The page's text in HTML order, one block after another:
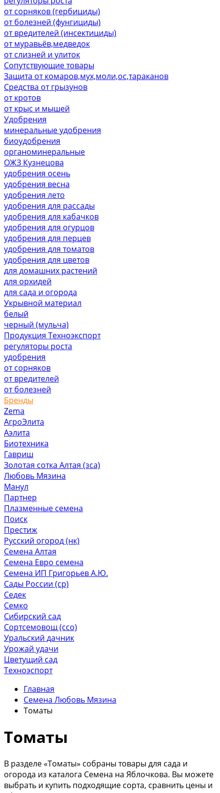
от сорняков (гербициды)
от болезней (фунгициды)
от вредителей (инсектициды)
от муравьёв,медведок
от слизней и улиток
Сопутствующие товары
Защита от комаров,мух,моли,ос,тараканов
Средства от грызунов
от кротов
от крыс и мышей
Удобрения
минеральные удобрения
биоудобрения
органоминеральные
ОЖЗ Кузнецова
удобрения осень
удобрения весна
удобрения лето
удобрения для рассады
удобрения для кабачков
удобрения для огурцов
удобрения для перцев
удобрения для томатов
удобрения для цветов
для домашних растений
для орхидей
для сада и огорода
Укрывной материал
белый
черный (мульча)
Продукция Техноэкспорт
регуляторы роста
удобрения
от сорняков
от вредителей
от болезней
Бренды
Zema
АгроЭлита
Аэлита
Биотехника
Гавриш
Золотая сотка Алтая (зса)
Любовь Мязина
Манул
Партнер
Плазменные семена
Поиск
Престиж
Русский огород (нк)
Семена Алтая
Семена Евро семена
Семена ИП Григорьев А.Ю.
Сады России (ср)
Седек
Семко
Сибирский сад
Сортсемовощ (ссо)
Уральский дачник
Урожай удачи
Цветущий сад
Техноэспорт
Главная
Семена Любовь Мязина
Томаты
Томаты
В разделе «Томаты» собраны товары для сада и
огорода из каталога Семена на Яблочкова. Вы можете
выбрать и купить подходящие сорта, сравнить цены и